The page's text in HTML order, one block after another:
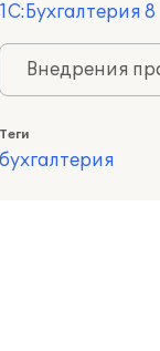
1С:Бухгалтерия 8
Внедрения
Теги
бухгалтерия